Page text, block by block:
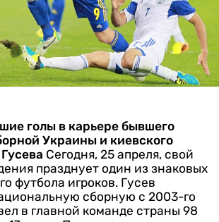
голы в карьере бывшего
Украины и киевского
Сегодня, 25 апреля, свой
празднует один из знаковых
футбола игроков. Гусев
сборную с 2003-го
в главной команде страны 98